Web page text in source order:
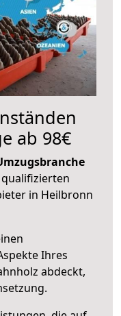
ab 98€
in Heilbronn
Ihres
abdeckt,